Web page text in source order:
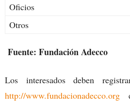
Oficios
Otros
Fuente: Fundación Adecco
Los interesados deben
http://www.fundacionadecco.org